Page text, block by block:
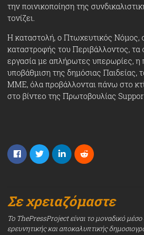
την ποινικοποίηση της
τονίζει.
H καταστολή, ο Πτωχευτικός Νόμος,
καταστροφής του Περιβάλλοντος, τα
εργασία με απλήρωτες υπερωρίες, η
υποβάθμιση της δημόσιας Παιδείας,
ΜΜΕ, όλα προβάλλονται πάνω στο
στο βίντεο της Πρωτοβουλίας
Σε χρειαζόμαστε
Το ThePressProject είναι το μοναδικό μέσο
ερευνητικής και αποκαλυπτικής